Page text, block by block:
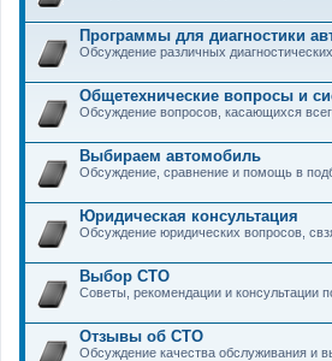
Программы для диагностики
Обсуждение различных
Общетехнические вопросы и
Обсуждение вопросов, касающихся
Выбираем автомобиль
Обсуждение, сравнение и помощь в
Юридическая консультация
Обсуждение юридических вопросов,
Выбор СТО
Советы, рекомендации и консультации
Отзывы об СТО
Обсуждение качества обслуживания